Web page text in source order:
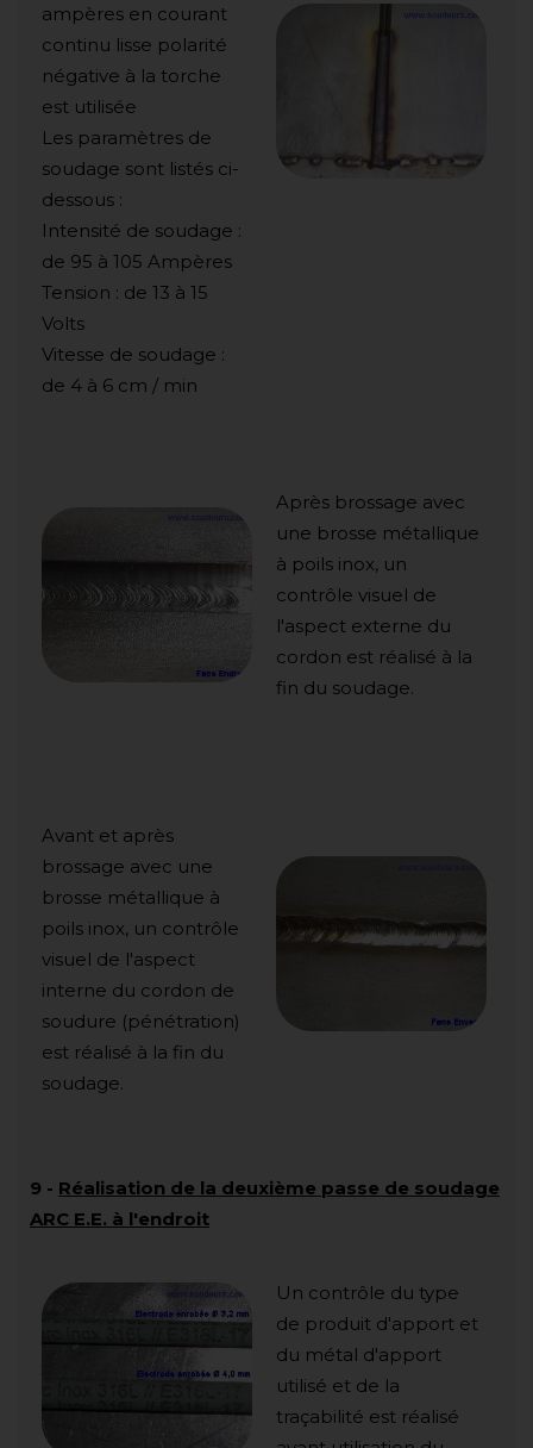
ampères en courant
continu lisse polarité
négative à la torche
est utilisée
Les paramètres de
soudage sont listés ci-
dessous :
Intensité de soudage :
de 95 à 105 Ampères
Tension : de 13 à 15
Volts
Vitesse de soudage :
de 4 à 6 cm / min
Après brossage avec
une brosse métallique
à poils inox, un
contrôle visuel de
l'aspect externe du
cordon est réalisé à la
fin du soudage.
Avant et après
brossage avec une
brosse métallique à
poils inox, un contrôle
visuel de l'aspect
interne du cordon de
soudure (pénétration)
est réalisé à la fin du
soudage.
9 - Réalisation de la deuxième passe de soudage
ARC E.E. à l'endroit
Un contrôle du type
de produit d'apport et
du métal d'apport
utilisé et de la
traçabilité est réalisé